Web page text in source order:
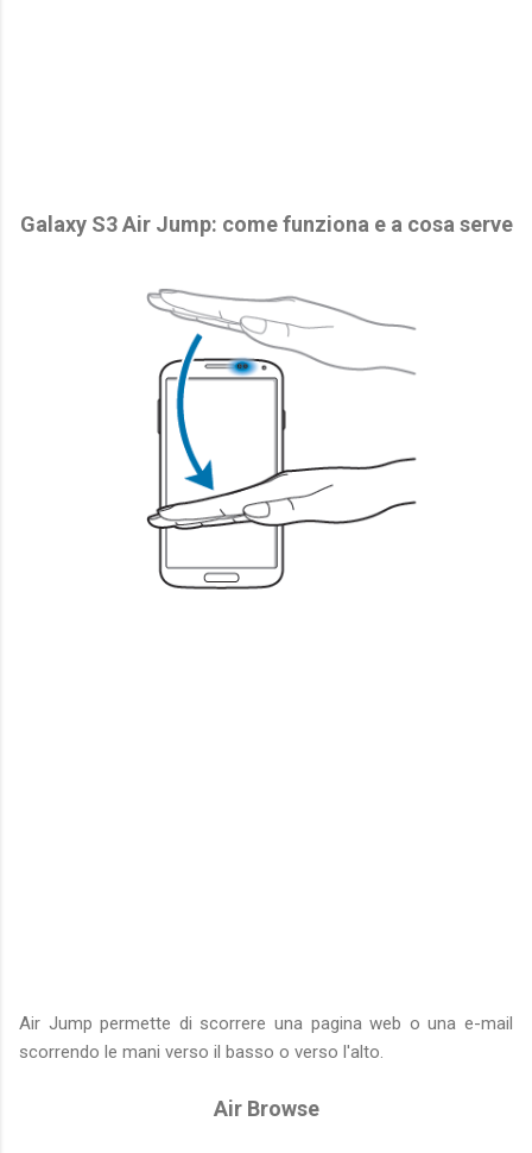
Galaxy S3 Air Jump: come funziona e a cosa serve
Air Jump permette di scorrere una pagina web o una e-mail
scorrendo le mani verso il basso o verso l'alto.
Air Browse